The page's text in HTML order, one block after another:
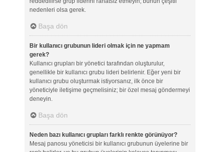
nedenleri olsa gerek.
Başa dön
Bir kullanıcı grubunun lideri olmak için ne yapmam
gerek?
Kullanıcı grupları bir yönetici tarafından oluşturulur,
genellikle bir kullanıcı grubu lideri belirlenir. Eğer yeni bir
kullanıcı grubu oluşturmak istiyorsanız, ilk önce bir
yöneticiyle iletişime geçmelisiniz; bir özel mesaj göndermeyi
deneyin.
Başa dön
Neden bazı kullanıcı grupları farklı renkte görünüyor?
Mesaj panosu yöneticisi bir kullanıcı grubunun üyelerine bir